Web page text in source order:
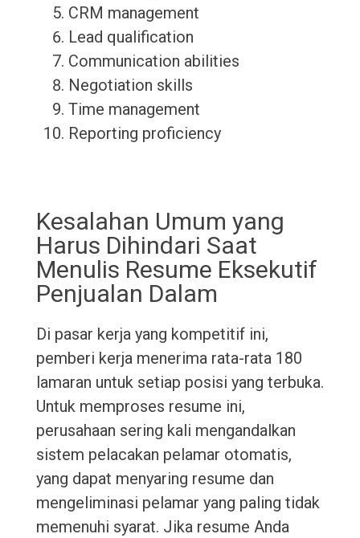
CRM management
Lead qualification
Communication abilities
Negotiation skills
Time management
Reporting proficiency
Kesalahan Umum yang
Harus Dihindari Saat
Menulis Resume Eksekutif
Penjualan Dalam
Di pasar kerja yang kompetitif ini,
pemberi kerja menerima rata-rata 180
lamaran untuk setiap posisi yang terbuka.
Untuk memproses resume ini,
perusahaan sering kali mengandalkan
sistem pelacakan pelamar otomatis,
yang dapat menyaring resume dan
mengeliminasi pelamar yang paling tidak
memenuhi syarat. Jika resume Anda